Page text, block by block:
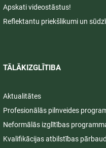
Apskati videostāstus!
Reflektantu priekšlikumi un
TĀLĀKIZGLĪTIBA
Aktualitātes
Profesionālās pilnveides
Neformālās izglītības
Kvalifikācijas atbilstības